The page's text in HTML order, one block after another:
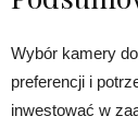
Wybór kamery
preferencji i
inwestować w